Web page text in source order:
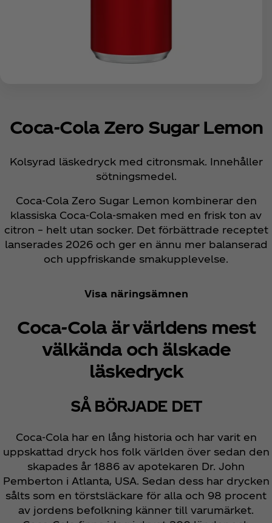
Coca‑Cola Zero Sugar Lemon
Kolsyrad läskedryck med citronsmak. Innehåller
sötningsmedel.
Coca‑Cola Zero Sugar Lemon kombinerar den
klassiska Coca‑Cola‑smaken med en frisk ton av
citron – helt utan socker. Det förbättrade receptet
lanserades 2026 och ger en ännu mer balanserad
och uppfriskande smakupplevelse.
Visa näringsämnen
Coca‑Cola är världens mest
välkända och älskade
läskedryck
SÅ BÖRJADE DET
Coca‑Cola har en lång historia och har varit en
uppskattad dryck hos folk världen över sedan den
skapades år 1886 av apotekaren Dr. John
Pemberton i Atlanta, USA. Sedan dess har drycken
sålts som en törstsläckare för alla och 98 procent
av jordens befolkning känner till varumärket.